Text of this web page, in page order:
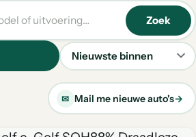
Sorteren
Zoek
✉ Mail me nieuwe auto's→